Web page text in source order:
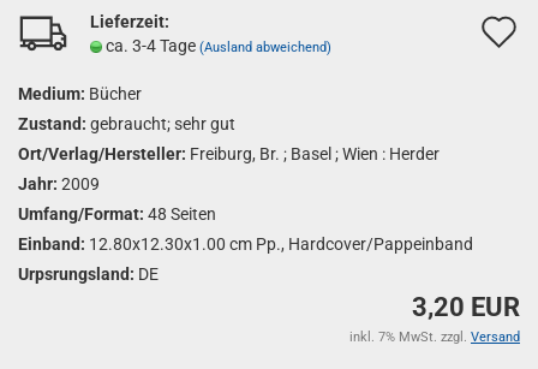
Lieferzeit:
ca. 3-4 Tage (Ausland abweichend)
Medium: Bücher
Zustand: gebraucht; sehr gut
Ort/Verlag/Hersteller: Freiburg, Br. ; Basel ; Wien : Herder
Jahr: 2009
Umfang/Format: 48 Seiten
Einband: 12.80x12.30x1.00 cm Pp., Hardcover/Pappeinband
Urpsrungsland: DE
3,20 EUR
inkl. 7% MwSt. zzgl. Versand